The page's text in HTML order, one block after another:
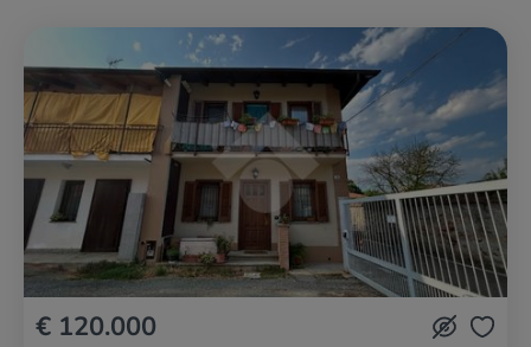
€ 120.000